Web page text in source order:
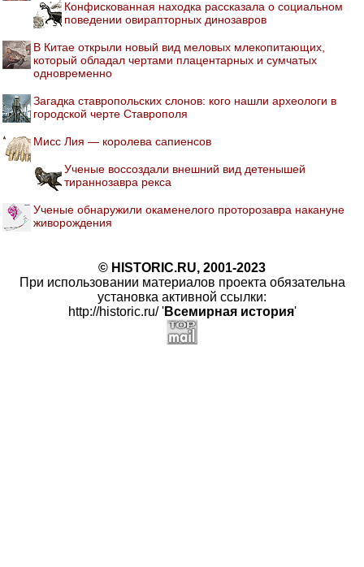
Конфискованная находка рассказала о социальном
поведении овирапторных динозавров
В Китае открыли новый вид меловых млекопитающих,
который обладал чертами плацентарных и сумчатых
одновременно
Загадка ставропольских слонов: кого нашли археологи в
городской черте Ставрополя
Мисс Лия — королева сапиенсов
Ученые воссоздали внешний вид детенышей
тираннозавра рекса
Ученые обнаружили окаменелого проторозавра накануне
живорождения
© HISTORIC.RU, 2001-2023
При использовании материалов проекта обязательна
установка активной ссылки:
http://historic.ru/ 'Всемирная история'